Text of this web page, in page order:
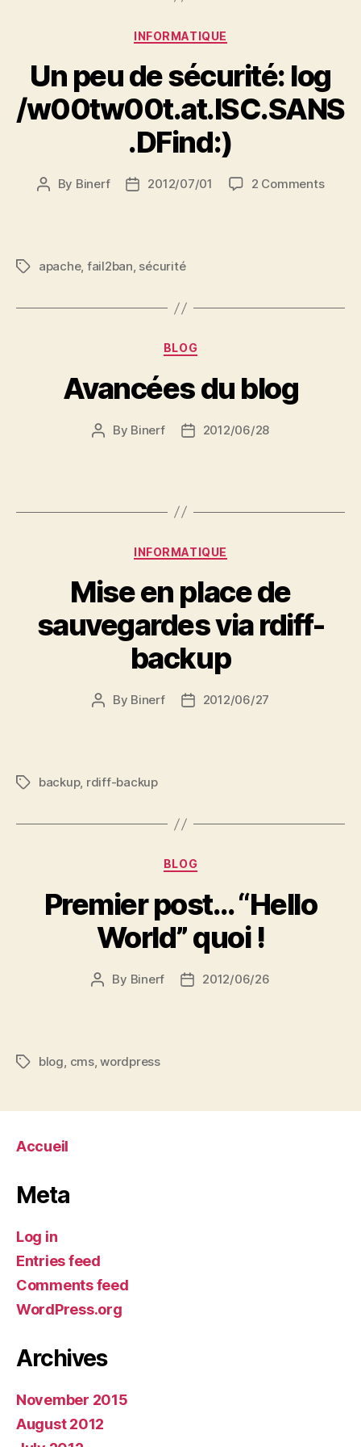
Categories
INFORMATIQUE
Un peu de sécurité: log
/w00tw00t.at.ISC.SANS
.DFind:)
Post
By Binerf
Post2012/07/01 2 Commentson
Tagsapache, fail2ban, sécurité
Categories
BLOG
Avancées du blog
Post
By Binerf
Post2012/06/28
Categories
INFORMATIQUE
Mise en place de
sauvegardes via rdiff-
backup
Post
By Binerf
Post2012/06/27
Tagsbackup, rdiff-backup
Categories
BLOG
Premier post… “Hello
World” quoi !
Post
By Binerf
Post2012/06/26
Tagsblog cms,wordpress
Accueil
Meta
Log in
Entries feed
Comments feed
WordPress.org
Archives
November 2015
August 2012